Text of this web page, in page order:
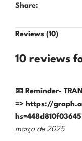
Share:
Reviews (10)
10 reviews
📧 Reminder-
=> https://
março de 2025